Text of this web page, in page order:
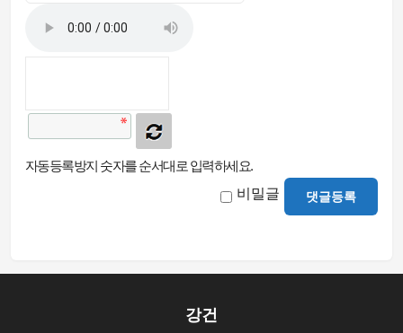
자동등록방지 숫자를 순서대로 입력하세요.
비밀글 댓글등록
강건